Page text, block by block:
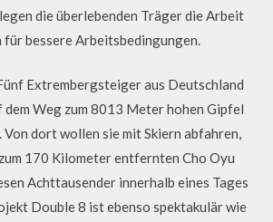
die überlebenden Träger die Arbeit
für bessere Arbeitsbedingungen.
Extrembergsteiger aus Deutschland
dem Weg zum 8013 Meter hohen Gipfel
Von dort wollen sie mit Skiern abfahren,
170 Kilometer entfernten Cho Oyu
Achttausender innerhalb eines Tages
Double 8 ist ebenso spektakulär wie